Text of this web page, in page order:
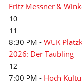
Fritz Messner &
10
11
8:30 PM - WUK
2026: Der Täubling
12
7:00 PM - Hoch